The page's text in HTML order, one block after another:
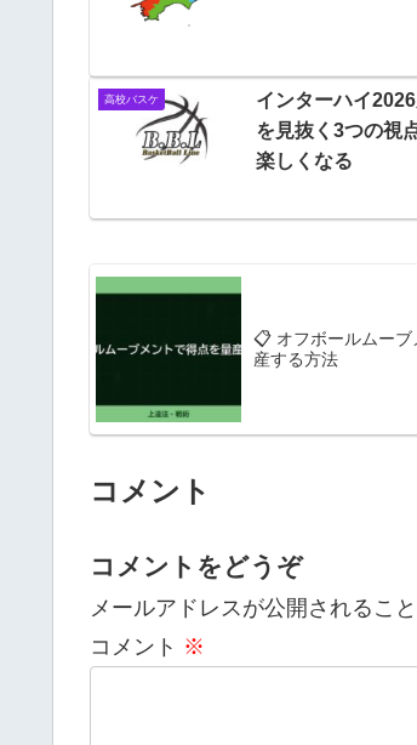
高校バスケ
インターハイ
を見抜く3つの視
楽しくなる
📋 オフボールムー
産する方法
コメント
コメントをどうぞ
メールアドレスが公開されること
コメント ※